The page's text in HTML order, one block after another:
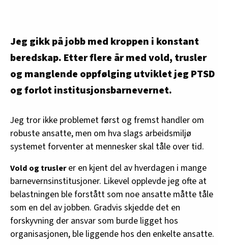
Jeg gikk på jobb med kroppen i konstant
beredskap. Etter flere år med vold, trusler
og manglende oppfølging utviklet jeg PTSD
og forlot institusjonsbarnevernet.
Jeg tror ikke problemet først og fremst handler om
robuste ansatte, men om hva slags arbeidsmiljø
systemet forventer at mennesker skal tåle over tid.
Vold og truslerer en kjent del av hverdagen i mange
barnevernsinstitusjoner. Likevel opplevde jeg ofte at
belastningen ble forstått som noe ansatte måtte tåle
som en del av jobben. Gradvis skjedde det en
forskyvning der ansvar som burde ligget hos
organisasjonen, ble liggende hos den enkelte ansatte.